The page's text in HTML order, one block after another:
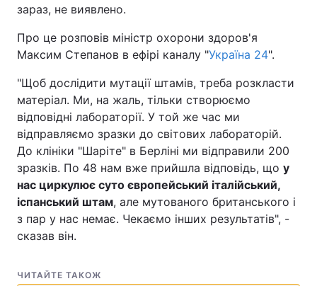
зараз, не виявлено.
Про це розповів міністр охорони здоров'я
Максим Степанов в ефірі каналу "Україна 24".
"Щоб дослідити мутації штамів, треба розкласти
матеріал. Ми, на жаль, тільки створюємо
відповідні лабораторії. У той же час ми
відправляємо зразки до світових лабораторій.
До клініки "Шаріте" в Берліні ми відправили 200
зразків. По 48 нам вже прийшла відповідь, що у
нас циркулює суто європейський італійський,
іспанський штам, але мутованого британського і
з пар у нас немає. Чекаємо інших результатів", -
сказав він.
ЧИТАЙТЕ ТАКОЖ